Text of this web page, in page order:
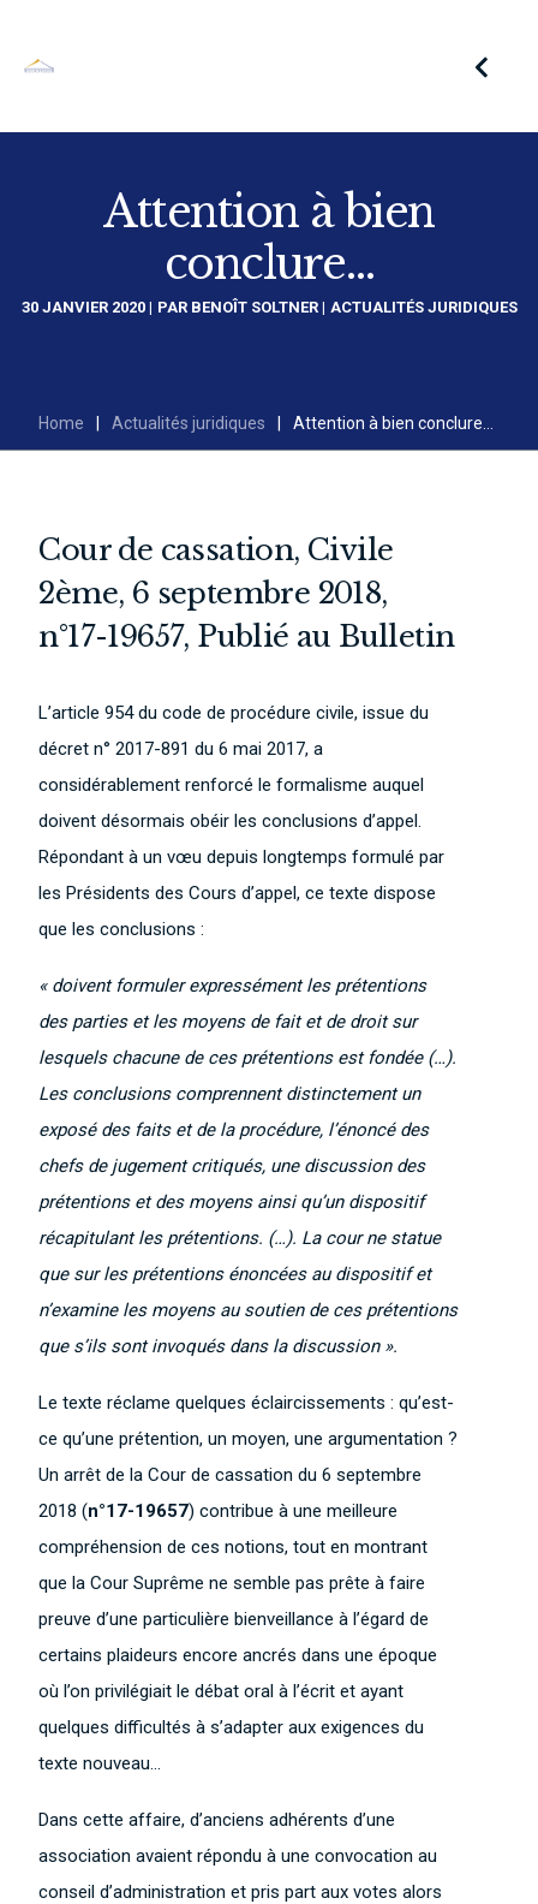
Attention à bien
conclure…
30 JANVIER 2020 PAR BENOÎT SOLTNER ACTUALITÉS JURIDIQUES
Home Actualités juridiques Attention à bien conclure…
Cour de cassation, Civile
2ème, 6 septembre 2018,
n°17-19657, Publié au Bulletin
L’article 954 du code de procédure civile, issue du
décret n° 2017-891 du 6 mai 2017, a
considérablement renforcé le formalisme auquel
doivent désormais obéir les conclusions d’appel.
Répondant à un vœu depuis longtemps formulé par
les Présidents des Cours d’appel, ce texte dispose
que les conclusions :
« doivent formuler expressément les prétentions
des parties et les moyens de fait et de droit sur
lesquels chacune de ces prétentions est fondée (…).
Les conclusions comprennent distinctement un
exposé des faits et de la procédure, l’énoncé des
chefs de jugement critiqués, une discussion des
prétentions et des moyens ainsi qu’un dispositif
récapitulant les prétentions. (…). La cour ne statue
que sur les prétentions énoncées au dispositif et
n’examine les moyens au soutien de ces prétentions
que s’ils sont invoqués dans la discussion ».
Le texte réclame quelques éclaircissements : qu’est-
ce qu’une prétention, un moyen, une argumentation ?
Un arrêt de la Cour de cassation du 6 septembre
2018 (n°17-19657) contribue à une meilleure
compréhension de ces notions, tout en montrant
que la Cour Suprême ne semble pas prête à faire
preuve d’une particulière bienveillance à l’égard de
certains plaideurs encore ancrés dans une époque
où l’on privilégiait le débat oral à l’écrit et ayant
quelques difficultés à s’adapter aux exigences du
texte nouveau…
Dans cette affaire, d’anciens adhérents d’une
association avaient répondu à une convocation au
conseil d’administration et pris part aux votes alors